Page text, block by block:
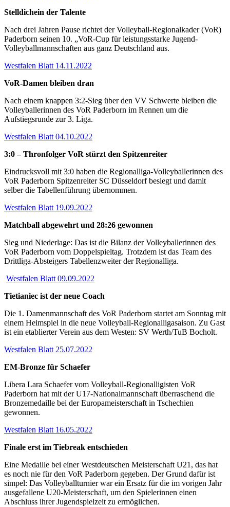
Stelldichein der Talente
Nach drei Jahren Pause richtet der Volleyball-Regionalkader (VoR)
Paderborn seinen 10. „VoR-Cup für leistungsstarke Jugend-
Volleyballmannschaften aus ganz Deutschland aus.
Westfalen Blatt 14.11.2022
VoR-Damen bleiben dran
Nach einem knappen 3:2-Sieg über den VV Schwerte bleiben die
Volleyballerinnen des VoR Paderborn im Rennen um die
Aufstiegsrunde zur 3. Liga.
Westfalen Blatt 04.10.2022
3:0 – Thronfolger VoR stürzt den Spitzenreiter
Eindrucksvoll mit 3:0 haben die Regionalliga-Volleyballerinnen des
VoR Paderborn Spitzenreiter SC Düsseldorf besiegt und damit
selber die Tabellenführung übernommen.
Westfalen Blatt 19.09.2022
Matchball abgewehrt und 28:26 gewonnen
Sieg und Niederlage: Das ist die Bilanz der Volleyballerinnen des
VoR Paderborn vom Doppelspieltag. Trotzdem ist das Team des
Drittliga-Absteigers Tabellenzweiter der Regionalliga.
Westfalen Blatt 09.09.2022
Tietianiec ist der neue Coach
Die 1. Damenmannschaft des VoR Paderborn startet am Sonntag mit
einem Heimspiel in die neue Volleyball-Regionalligasaison. Zu Gast
ist ein etablierter Verein aus dem Westen: SV Werth/TuB Bocholt.
Westfalen Blatt 25.07.2022
EM-Bronze für Schaefer
Libera Lara Schaefer vom Volleyball-Regionalligisten VoR
Paderborn hat mit der U17-Nationalmannschaft überraschend die
Bronzemedaille bei der Europameisterschaft in Tschechien
gewonnen.
Westfalen Blatt 16.05.2022
Finale erst im Tiebreak entschieden
Eine Medaille bei einer Westdeutschen Meisterschaft U21, das hat
es noch nie für den VoR Paderborn gegeben. Der Grund dafür ist
simpel: Das Volleyballturnier war ein Ersatz für die im vorigen Jahr
ausgefallene U20-Meisterschaft, um den Spielerinnen einen
Abschluss ihrer Jugendspielzeit zu ermöglichen.